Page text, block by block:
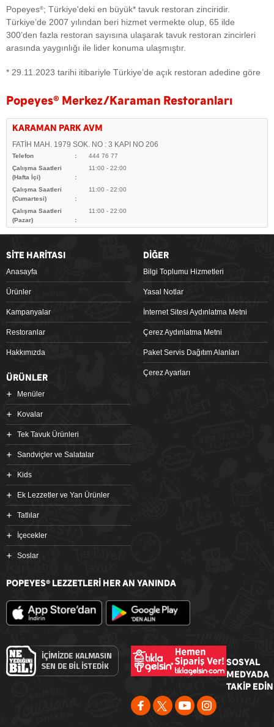
Popeyes®; Türkiye'deki en büyük* tavuk restoran zinciridir.
Türkiye’de 2007 yılından beri hizmet vermekte olup, 65 ilde
300’den fazla restoran sayısına ulaşarak tavuk restoran zincirleri
arasında yaygınlığı ile lider konuma ulaşmıştır.
* 29.11.2023 tarihi itibariyle Türkiye’de açık restoran adedine göre
Popeyes® Merkez/Karaman Restoranları
KARAMAN PARK AVM
FATİH MAH. 1979 SOK. NO : 3 KAPI NO 206
Telefon
444 76 77
Çalışma Saatleri
(Hafta İçi)
11:00 - 22:00
Çalışma Saatleri
(Cumartesi)
11:00 - 22:00
Çalışma Saatleri
(Pazar)
11:00 - 22:00
SİTE HARİTASI
Anasayfa
Ürünler
Kampanyalar
Restoranlar
Hakkımızda
DİĞER
Bilgi Toplumu Hizmetleri
Yasal Notlar
İnternet Sitesi Aydınlatma Metni
Çerez Aydınlatma Metni
Paket Servis Dağıtım Alanları
Çerez Ayarları
ÜRÜNLER
Menüler
Kovalar
Tek Tavuk Ürünleri
Sandviçler ve Salatalar
Kids
Ek Lezzetler ve Yan Ürünler
Tatlılar
İçecekler
Soslar
POPEYES® LEZZETLERİ HER AN YANINDA
SOSYAL
MEDYADA
TAKİP EDİN